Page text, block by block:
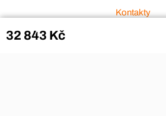
32 843 Kč
Kontakty
Přijímáme